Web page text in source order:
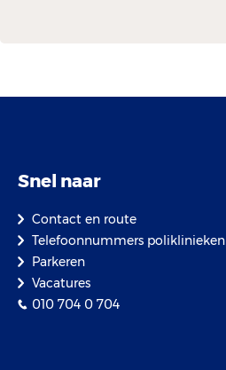
Snel naar
Contact en route
Telefoonnummers poliklinieken
Parkeren
Vacatures
010 704 0 704